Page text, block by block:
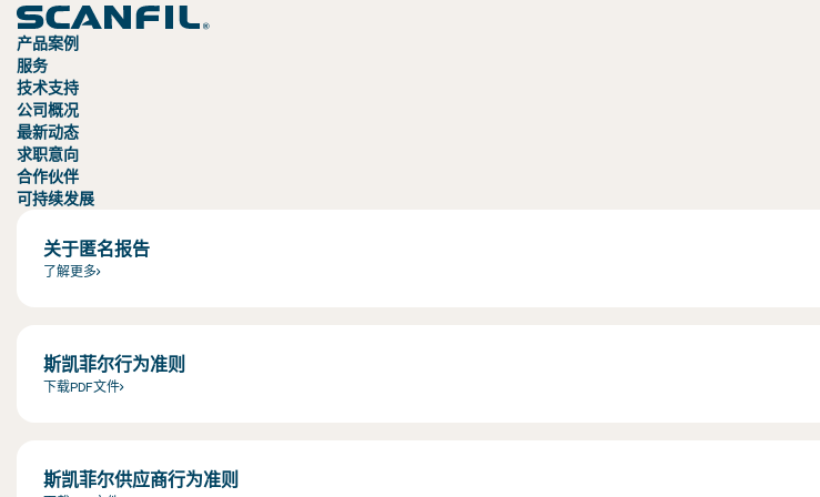
产品案例
服务
技术支持
公司概况
最新动态
求职意向
合作伙伴
可持续发展
关于匿名报告
了解更多
斯凯菲尔行为准则
下载PDF文件
斯凯菲尔供应商行为准则